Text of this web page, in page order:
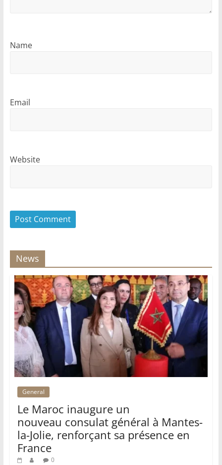
Name
Email
Website
News
General
Le Maroc inaugure un
nouveau consulat général à Mantes-
la-Jolie, renforçant sa présence en
France
0